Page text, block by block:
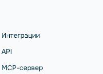
Интеграции
API
MCP-сервер